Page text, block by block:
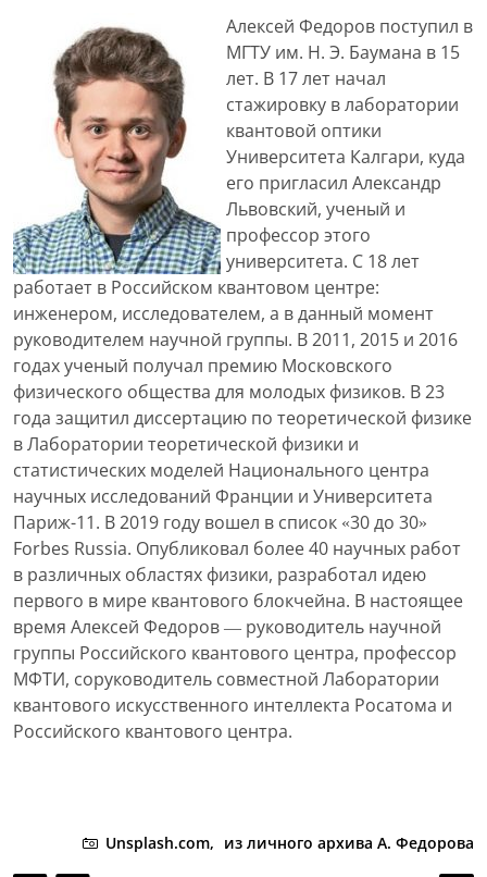
Алексей Федоров поступил в
МГТУ им. Н. Э. Баумана в 15
лет. В 17 лет начал
стажировку в лаборатории
квантовой оптики
Университета Калгари, куда
его пригласил Александр
Львовский, ученый и
профессор этого
университета. С 18 лет
работает в Российском квантовом центре:
инженером, исследователем, а в данный момент
руководителем научной группы. В 2011, 2015 и 2016
годах ученый получал премию Московского
физического общества для молодых физиков. В 23
года защитил диссертацию по теоретической физике
в Лаборатории теоретической физики и
статистических моделей Национального центра
научных исследований Франции и Университета
Париж-11. В 2019 году вошел в список «30 до 30»
Forbes Russia. Опубликовал более 40 научных работ
в различных областях физики, разработал идею
первого в мире квантового блокчейна. В настоящее
время Алексей Федоров — руководитель научной
группы Российского квантового центра, профессор
МФТИ, соруководитель совместной Лаборатории
квантового искусственного интеллекта Росатома и
Российского квантового центра.
Unsplash.com, из личного архива А. Федорова